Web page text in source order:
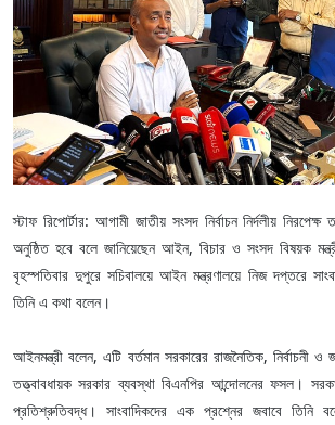
স্টাফ রিপোর্টার: আগামী জাতীয় সংসদ নির্বাচন নির্দলীয় নিরপেক্ষ
অনুষ্ঠিত হবে বলে জানিয়েছেন আইন, বিচার ও সংসদ বিষয়ক
বৃহস্পতিবার দুপুরে সচিবালয়ে আইন মন্ত্রণালয়ে নিজ দপ্তরে
তিনি এ কথা বলেন।
আইনমন্ত্রী বলেন, এটি বর্তমান সরকারের রাজনৈতিক, নির্বাচনী
তত্ত্বাবধায়ক সরকার ব্যবস্থা বিএনপির আন্দোলনের ফসল।
প্রতিশ্রুতিবদ্ধ। সাংবাদিকদের এক প্রশ্নের জবাবে তিনি